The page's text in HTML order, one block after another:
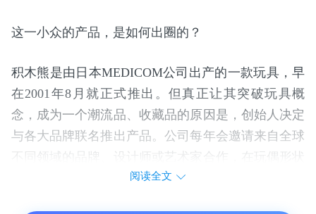
这一小众的产品，是如何出圈的？
积木熊是由日本MEDICOM公司出产的一款玩具，早
在2001年8月就正式推出。但真正让其突破玩具概
念，成为一个潮流品、收藏品的原因是，创始人决定
与各大品牌联名推出产品。公司每年会邀请来自全球
不同领域的品牌、设计师或艺术家合作，在玩偶形状
的基础上，任由他们发挥想象来改造经典可爱的积木
阅读全文